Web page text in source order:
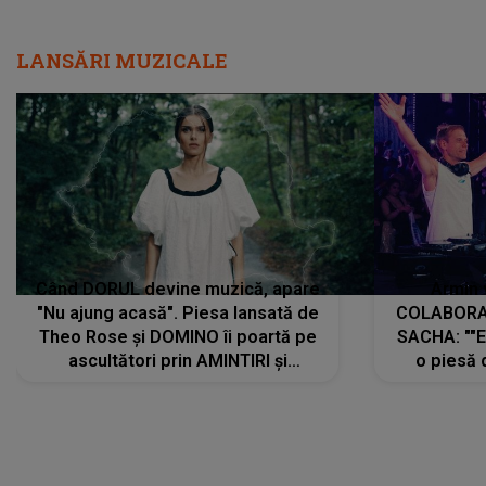
LANSĂRI MUZICALE
Când DORUL devine muzică, apare
"Nu ajung acasă". Piesa lansată de
Theo Rose și DOMINO îi poartă pe
ascultători prin AMINTIRI și
SACHA:
o piesă